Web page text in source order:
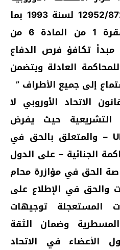
لحقوق الإنسان رقم 12952/8723 لسنة 1993 بما
يلي “… على ضوء الفقرة 1 من المادة 6 من
مبدأ تكافؤ فرص الدفاع
العادلة ويتضمن
إلى جميع الأطراف ”
الاتحاد الأوروبي لا
حيث يفرض
التوجيه رقم 2012/13/UE – والمتعلق بالحق في
الجنائية – على الدول
الحق في مؤازرة محام
والحق في الإطلاع على
المستعجلة توجيهات
وضمان الثقة
الأعضاء في الاتحاد